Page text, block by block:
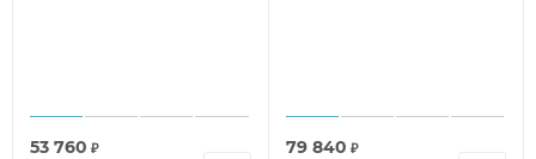
53 760 ₽ 79 840 ₽